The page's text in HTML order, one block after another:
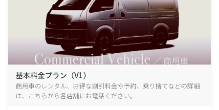
基本料金プラン（V1）
商用車のレンタル、お得な割引料金や予約、乗り捨てなどの詳細
は、こちらから各店舗にお電話ください。